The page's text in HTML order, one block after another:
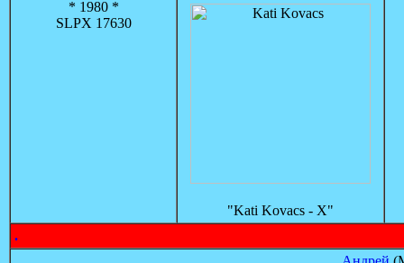
* 1980 *
SLPX 17630
"Kati Kovacs - X"
.